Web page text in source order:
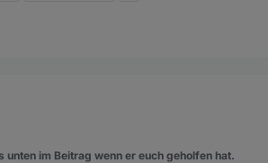
.. der Adapter macht einen Restart und
unten im Beitrag wenn er euch geholfen hat.